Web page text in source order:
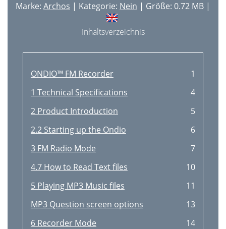
Marke: Archos | Kategorie: Nein | Größe: 0.72 MB |
Inhaltsverzeichnis
ONDIO™ FM Recorder
1
1 Technical Specifications
4
2 Product Introduction
5
2.2 Starting up the Ondio
6
3 FM Radio Mode
7
4.7 How to Read Text files
10
5 Playing MP3 Music files
11
MP3 Question screen options
13
6 Recorder Mode
14